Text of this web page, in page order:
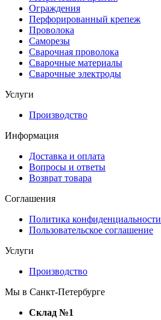
Ограждения
Перфорированный крепеж
Проволока
Саморезы
Сварочная проволока
Сварочные материалы
Сварочные электроды
Услуги
Производство
Информация
Доставка и оплата
Вопросы и ответы
Возврат товара
Соглашения
Политика конфиденциальности
Пользовательское соглашение
Услуги
Производство
Мы в Санкт-Петербурге
Склад №1